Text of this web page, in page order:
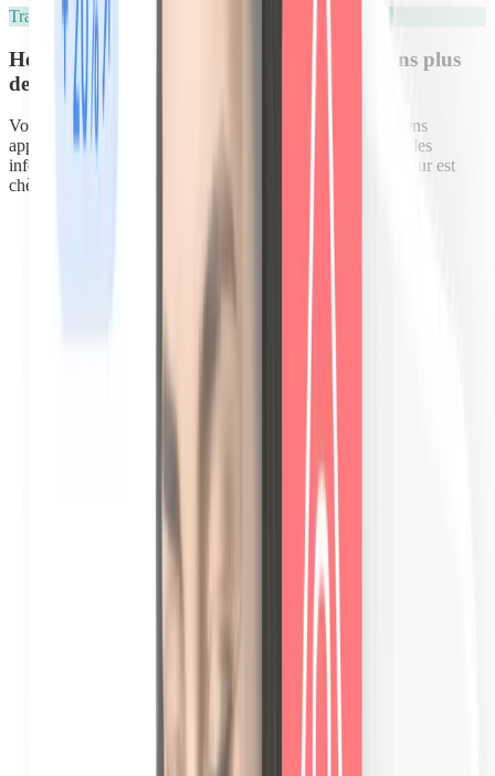
Traduit en 10 langues
Hello, Hola, Ciao, Traduisez votre livret dans plus
de 10 langues
Vos visiteurs néerlandais, allemands, britanniques ou italiens
apprécieront encore plus vos recommandations locales ou les
informations utiles sur votre logement dans la langue qui leur est
chère.